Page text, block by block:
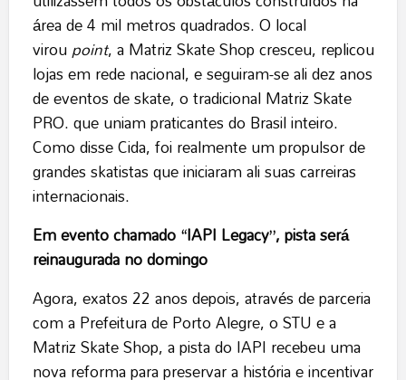
área de 4 mil metros quadrados. O local
viroupoint, a Matriz Skate Shop cresceu, replicou
lojas em rede nacional, e seguiram-se ali dez anos
de eventos de skate, o tradicional Matriz Skate
PRO. que uniam praticantes do Brasil inteiro.
Como disse Cida, foi realmente um propulsor de
grandes skatistas que iniciaram ali suas carreiras
internacionais.
Em evento chamado “IAPI Legacy”, pista será
reinaugurada no domingo
Agora, exatos 22 anos depois, através de parceria
com a Prefeitura de Porto Alegre, o STU e a
Matriz Skate Shop, a pista do IAPI recebeu uma
nova reforma para preservar a história e incentivar